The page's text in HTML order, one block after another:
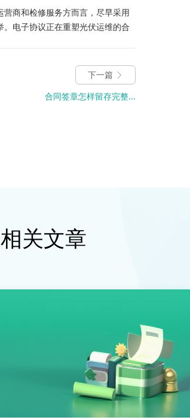
商和检修服务方而言，尽早采用
电子协议正在重塑光伏运维的合
下一篇
合同签章怎样留存完整...
关文章